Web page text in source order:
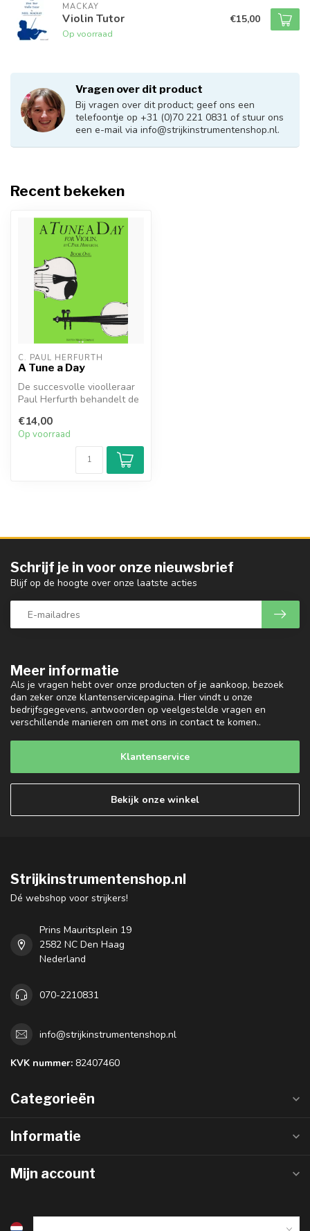
MACKAY
Violin Tutor
Op voorraad
€15,00
Vragen over dit product
Bij vragen over dit product; geef ons een
telefoontje op +31 (0)70 221 0831 of stuur ons
een e-mail via info@strijkinstrumentenshop.nl.
Recent bekeken
C. PAUL HERFURTH
A Tune a Day
De succesvolle vioolleraar
Paul Herfurth behandelt de
muziek...
€14,00
Op voorraad
Meer informatie
Als je vragen hebt over onze producten of je aankoop, bezoek
dan zeker onze klantenservicepagina. Hier vindt u onze
bedrijfsgegevens, antwoorden op veelgestelde vragen en
verschillende manieren om met ons in contact te komen..
Klantenservice
Bekijk onze winkel
Schrijf je in voor onze nieuwsbrief
Blijf op de hoogte over onze laatste acties
Strijkinstrumentenshop.nl
Dé webshop voor strijkers!
Prins Mauritsplein 19
2582 NC Den Haag
Nederland
070-2210831
info@strijkinstrumentenshop.nl
KVK nummer: 82407460
Categorieën
Informatie
Mijn account